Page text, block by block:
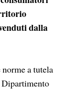
dalla
a tutela
Dipartimento